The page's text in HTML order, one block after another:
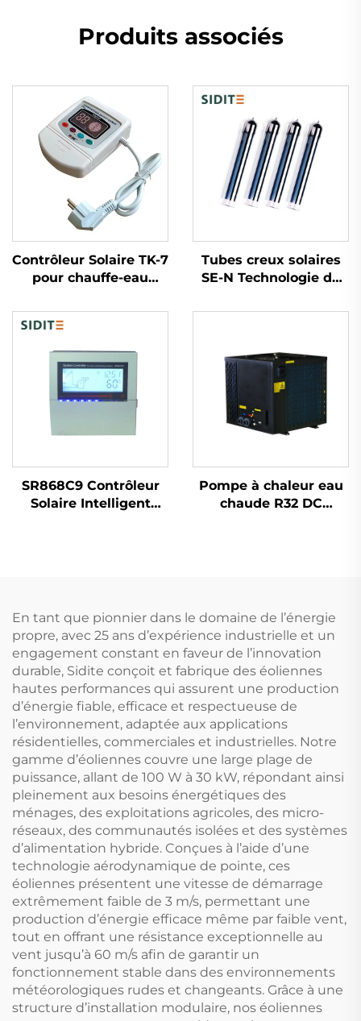
Produits associés
Contrôleur Solaire TK-7
pour chauffe-eau
Tubes creux solaires
SE-N Technologie de
avancée pour une
à haute efficacité
Composant principal
des chauffe-eau
SR868C9 Contrôleur
Solaire Intelligent
Réservoir 4 Relais 5
Parties chauffantes
Pompe à chaleur eau
chaude R32 DC
extérieures
En tant que pionnier dans le domaine de l’énergie
propre, avec 25 ans d’expérience industrielle et un
engagement constant en faveur de l’innovation
durable, Sidite conçoit et fabrique des éoliennes
hautes performances qui assurent une production
d’énergie fiable, efficace et respectueuse de
l’environnement, adaptée aux applications
résidentielles, commerciales et industrielles. Notre
gamme d’éoliennes couvre une large plage de
puissance, allant de 100 W à 30 kW, répondant ainsi
pleinement aux besoins énergétiques des
ménages, des exploitations agricoles, des micro-
réseaux, des communautés isolées et des systèmes
d’alimentation hybride. Conçues à l’aide d’une
technologie aérodynamique de pointe, ces
éoliennes présentent une vitesse de démarrage
extrêmement faible de 3 m/s, permettant une
production d’énergie efficace même par faible vent,
tout en offrant une résistance exceptionnelle au
vent jusqu’à 60 m/s afin de garantir un
fonctionnement stable dans des environnements
météorologiques rudes et changeants. Grâce à une
structure d’installation modulaire, nos éoliennes